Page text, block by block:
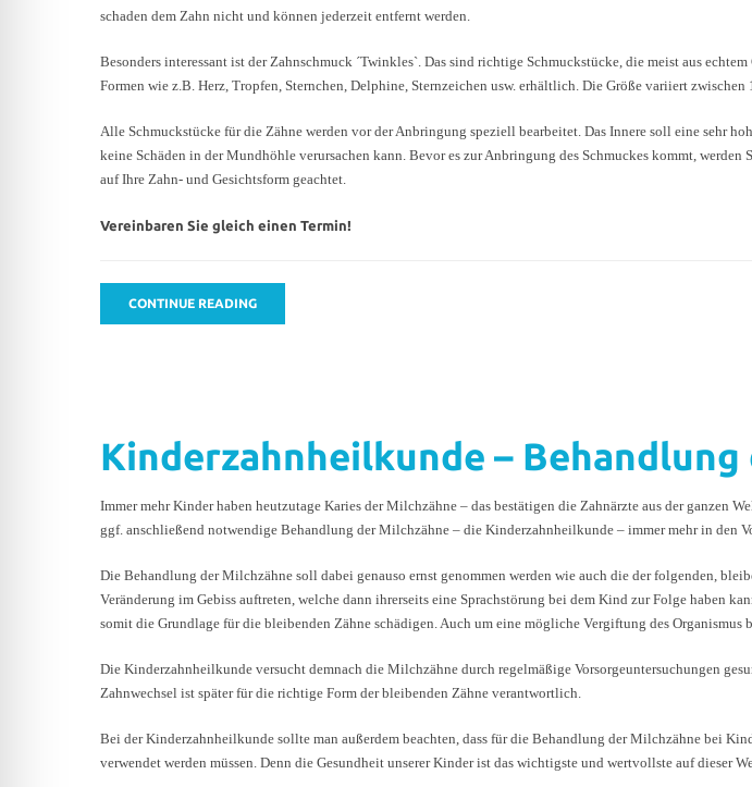
schaden dem Zahn nicht und können jederzeit entfernt werden.
Besonders interessant ist der Zahnschmuck ´Twinkles`. Das sind richtige Schmuckstücke, die meist aus
Formen wie z.B. Herz, Tropfen, Sternchen, Delphine, Sternzeichen usw. erhältlich. Die Größe variiert zwischen
Alle Schmuckstücke für die Zähne werden vor der Anbringung speziell bearbeitet. Das Innere soll eine sehr
keine Schäden in der Mundhöhle verursachen kann. Bevor es zur Anbringung des Schmuckes kommt,
auf Ihre Zahn- und Gesichtsform geachtet.
Vereinbaren Sie gleich einen Termin!
CONTINUE READING
Kinderzahnheilkunde –
Immer mehr Kinder haben heutzutage Karies der Milchzähne – das bestätigen die Zahnärzte aus der ganzen
ggf. anschließend notwendige Behandlung der Milchzähne – die Kinderzahnheilkunde – immer mehr in den
Die Behandlung der Milchzähne soll dabei genauso ernst genommen werden wie auch die der folgenden,
Veränderung im Gebiss auftreten, welche dann ihrerseits eine Sprachstörung bei dem Kind zur Folge haben
somit die Grundlage für die bleibenden Zähne schädigen. Auch um eine mögliche Vergiftung des
Die Kinderzahnheilkunde versucht demnach die Milchzähne durch regelmäßige Vorsorgeuntersuchungen
Zahnwechsel ist später für die richtige Form der bleibenden Zähne verantwortlich.
Bei der Kinderzahnheilkunde sollte man außerdem beachten, dass für die Behandlung der Milchzähne bei
verwendet werden müssen. Denn die Gesundheit unserer Kinder ist das wichtigste und wertvollste auf dieser